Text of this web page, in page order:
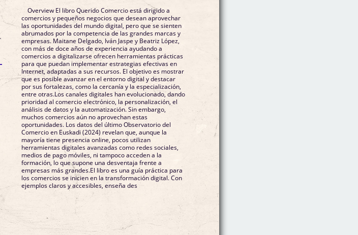
Overview El libro Querido Comercio está dirigido a
comercios y pequeños negocios que desean aprovechar
las oportunidades del mundo digital, pero que se sienten
abrumados por la competencia de las grandes marcas y
empresas. Maitane Delgado, Iván Jaspe y Beatriz López,
con más de doce años de experiencia ayudando a
comercios a digitalizarse ofrecen herramientas prácticas
para que puedan implementar estrategias efectivas en
Internet, adaptadas a sus recursos. El objetivo es mostrar
que es posible avanzar en el entorno digital y destacar
por sus fortalezas, como la cercanía y la especialización,
entre otras.Los canales digitales han evolucionado, dando
prioridad al comercio electrónico, la personalización, el
análisis de datos y la automatización. Sin embargo,
muchos comercios aún no aprovechan estas
oportunidades. Los datos del último Observatorio del
Comercio en Euskadi (2024) revelan que, aunque la
mayoría tiene presencia online, pocos utilizan
herramientas digitales avanzadas como redes sociales,
medios de pago móviles, ni tampoco acceden a la
formación, lo que supone una desventaja frente a
empresas más grandes.El libro es una guía práctica para
los comercios se inicien en la transformación digital. Con
ejemplos claros y accesibles, enseña des